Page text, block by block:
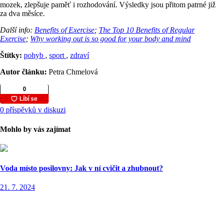
mozek, zlepšuje paměť i rozhodování. Výsledky jsou přitom patrné již
za dva měsíce.
Další info: Benefits of Exercise; The Top 10 Benefits of Regular
Exercise; Why working out is so good for your body and mind
Štítky: pohyb , sport , zdraví
Autor článku: Petra Chmelová
0 příspěvků v diskuzi
Mohlo by vás zajímat
Voda místo posilovny: Jak v ní cvičit a zhubnout?
21. 7. 2024